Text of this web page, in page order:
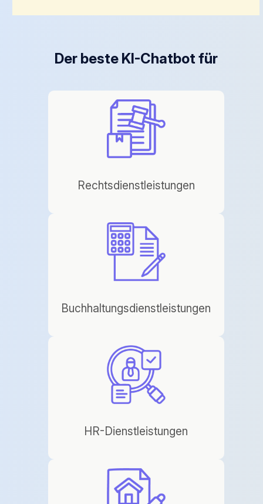
Der beste KI-Chatbot für
Rechtsdienstleistungen
Buchhaltungsdienstleistungen
HR-Dienstleistungen